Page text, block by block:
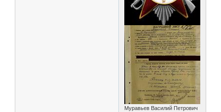
Муравьев Василий Петрович